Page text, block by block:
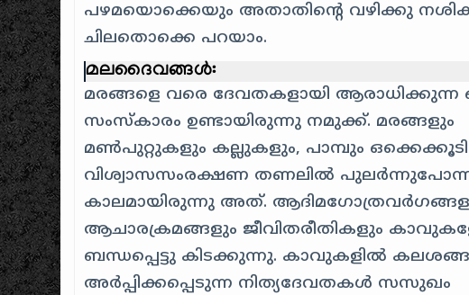
പഴമയൊക്കെയും അതാതിന്റെ വഴിക്കു
ചിലതൊക്കെ പറയാം.
മലദൈവങ്ങൾ:
മരങ്ങളെ വരെ ദേവതകളായി ആരാധിക്കുന്ന
സംസ്കാരം ഉണ്ടായിരുന്നു നമുക്ക്. മരങ്ങളും
മൺപുറ്റുകളും കല്ലുകളും, പാമ്പും
വിശ്വാസസംരക്ഷണ തണലിൽ
കാലമായിരുന്നു അത്.
ആചാരക്രമങ്ങളും ജീവിതരീതികളും
ബന്ധപ്പെട്ടു കിടക്കുന്നു. കാവുകളിൽ
അർപ്പിക്കപ്പെടുന്ന നിത്യദേവതകൾ സസുഖം